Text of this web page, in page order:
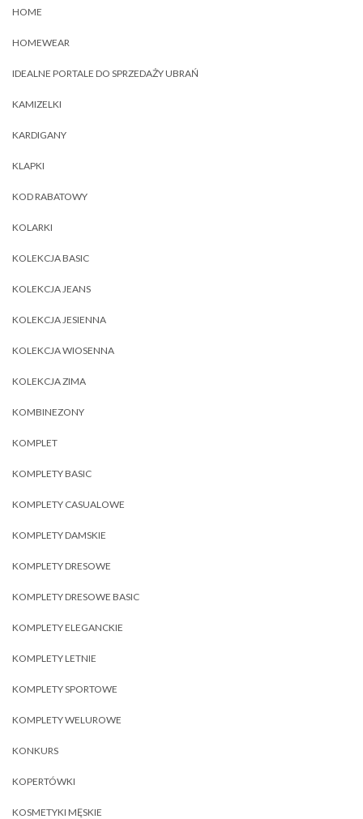
HOME
HOMEWEAR
IDEALNE PORTALE DO SPRZEDAŻY UBRAŃ
KAMIZELKI
KARDIGANY
KLAPKI
KOD RABATOWY
KOLARKI
KOLEKCJA BASIC
KOLEKCJA JEANS
KOLEKCJA JESIENNA
KOLEKCJA WIOSENNA
KOLEKCJA ZIMA
KOMBINEZONY
KOMPLET
KOMPLETY BASIC
KOMPLETY CASUALOWE
KOMPLETY DAMSKIE
KOMPLETY DRESOWE
KOMPLETY DRESOWE BASIC
KOMPLETY ELEGANCKIE
KOMPLETY LETNIE
KOMPLETY SPORTOWE
KOMPLETY WELUROWE
KONKURS
KOPERTÓWKI
KOSMETYKI MĘSKIE